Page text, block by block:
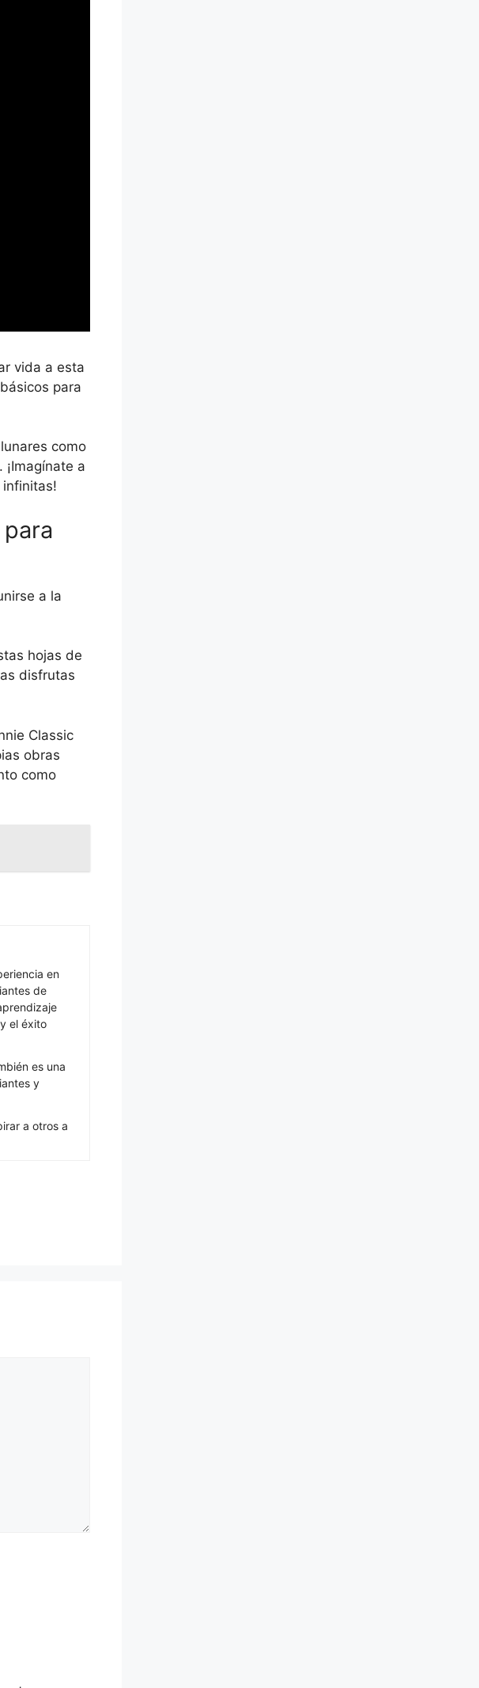
vida a esta
para
como
a
infinitas!
a la
hojas de
disfrutas
Classic
obras
como
en
de
el éxito
es una
y
a otros a